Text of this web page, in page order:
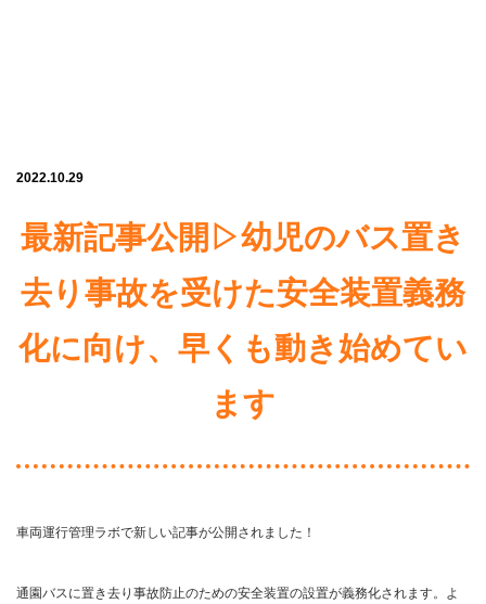
2022.10.29
最新記事公開▷幼児のバス置き
去り事故を受けた安全装置義務
化に向け、早くも動き始めてい
ます
車両運行管理ラボで新しい記事が公開されました！
通園バスに置き去り事故防止のための安全装置の設置が義務化されます。よ